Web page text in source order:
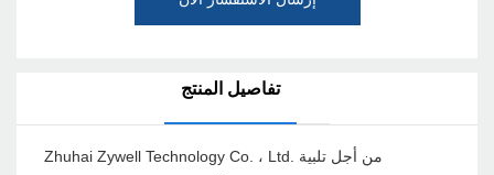
تفاصيل المنتج
Zhuhai Zywell Technology Co. ، Ltd. من أجل تلبية